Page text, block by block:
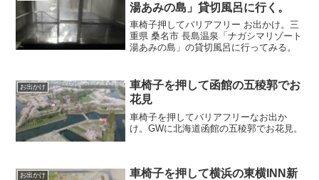
湯あみの島」貸切風呂に行く。
車椅子押してバリアフリー お出かけ。三
重県 桑名市 長島温泉「ナガシマリゾート
湯あみの島」の貸切風呂に行ってみる。
お出かけ
車椅子を押して函館の五稜郭でお
花見
車椅子を押してバリアフリーなお出か
け。GWに北海道函館の五稜郭でお花見。
お出かけ
車椅子を押して横浜の東横INN新